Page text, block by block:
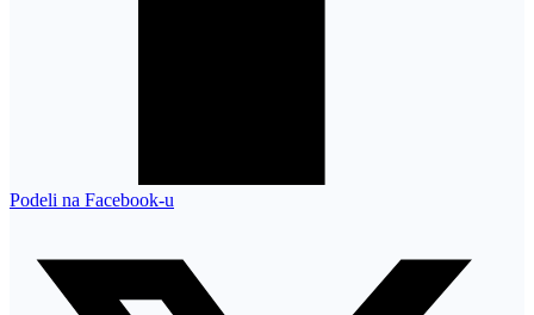
Podeli na Facebook-u